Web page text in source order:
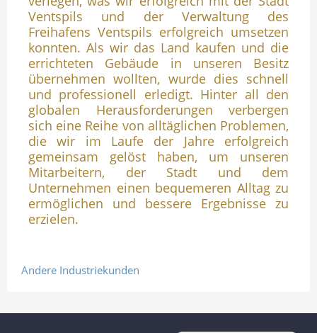
Ventspils und der Verwaltung des
Freihafens Ventspils erfolgreich umsetzen
konnten. Als wir das Land kaufen und die
errichteten Gebäude in unseren Besitz
übernehmen wollten, wurde dies schnell
und professionell erledigt. Hinter all den
globalen Herausforderungen verbergen
sich eine Reihe von alltäglichen Problemen,
die wir im Laufe der Jahre erfolgreich
gemeinsam gelöst haben, um unseren
Mitarbeitern, der Stadt und dem
Unternehmen einen bequemeren Alltag zu
ermöglichen und bessere Ergebnisse zu
erzielen.
Andere Industriekunden